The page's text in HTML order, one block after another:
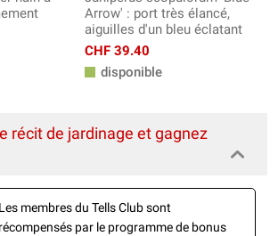
Arrow' : port très élancé,
aiguilles d'un bleu éclatant
CHF 39.40
disponible
récit de jardinage et gagnez
Les membres du Tells Club sont
récompensés par le programme de bonus